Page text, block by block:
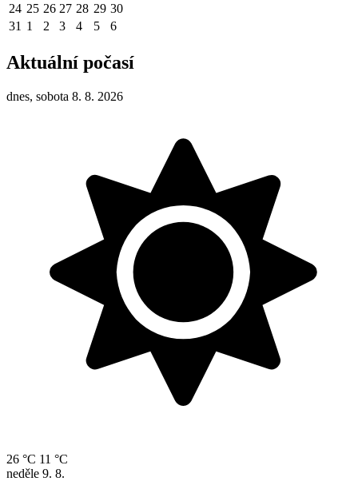
24 25 26 27 28 29 30
31 1 2 3 4 5 6
Aktuální počasí
dnes, sobota 8. 8. 2026
26 °C 11 °C
neděle 9. 8.